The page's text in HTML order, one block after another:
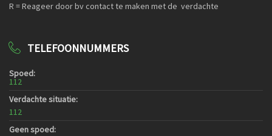
R = Reageer door bv contact te maken met de verdachte
TELEFOONNUMMERS
Spoed:
112
Verdachte situatie:
112
Geen spoed: